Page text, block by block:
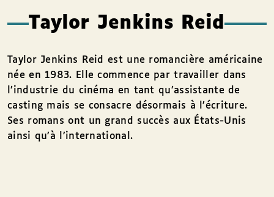
Taylor Jenkins Reid
Taylor Jenkins Reid est une romancière américaine
née en 1983. Elle commence par travailler dans
l’industrie du cinéma en tant qu’assistante de
casting mais se consacre désormais à l’écriture.
Ses romans ont un grand succès aux États-Unis
ainsi qu’à l’international.